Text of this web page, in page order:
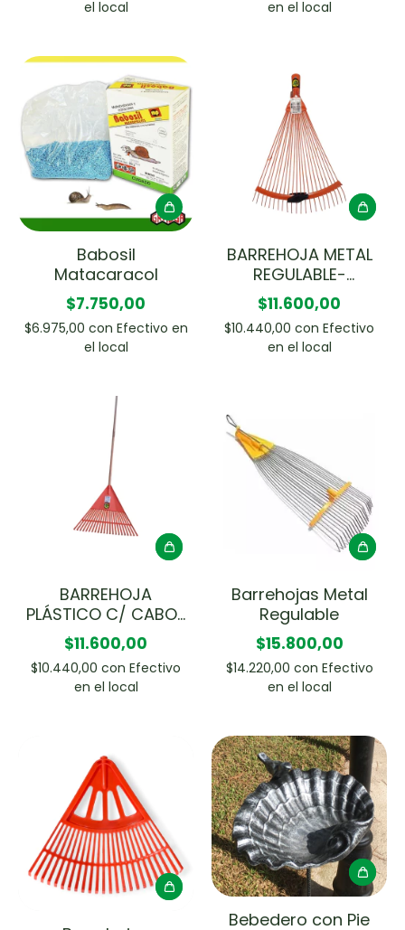
el local
en el local
Babosil
Matacaracol
$7.750,00
$6.975,00 con Efectivo en
el local
BARREHOJA METAL
REGULABLE-
TRAMONTINA
$11.600,00
$10.440,00 con Efectivo
en el local
BARREHOJA
PLÁSTICO C/ CABO-
TRAMONTINA
$11.600,00
$10.440,00 con Efectivo
en el local
Barrehojas Metal
Regulable
$15.800,00
$14.220,00 con Efectivo
en el local
Bebedero con Pie